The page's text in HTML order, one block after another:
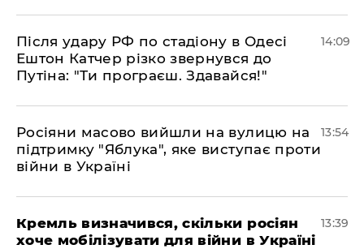
Після удару РФ по стадіону в Одесі
Ештон Катчер різко звернувся до
Путіна: "Ти програєш. Здавайся!"
14:09
Росіяни масово вийшли на вулицю на
підтримку "Яблука", яке виступає проти
війни в Україні
13:54
Кремль визначився, скільки росіян
хоче мобілізувати для війни в Україні
13:39